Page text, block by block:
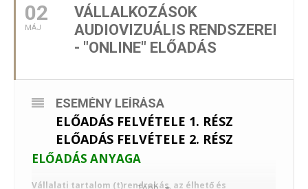
02
MÁJ
VÁLLALKOZÁSOK
AUDIOVIZUÁLIS RENDSZEREI
- "ONLINE" ELŐADÁS
ESEMÉNY LEÍRÁSA
ELŐADÁS FELVÉTELE 1. RÉSZ
ELŐADÁS FELVÉTELE 2. RÉSZ
ELŐADÁS ANYAGA
Vállalati tartalom (t)rendrakás, az élhető és